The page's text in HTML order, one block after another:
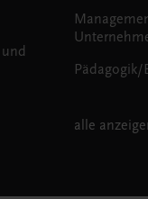
Pädagogik/
alle